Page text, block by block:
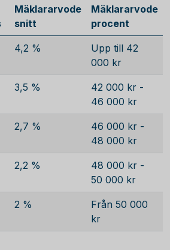
Mäklararvode
snitt
Mäklararvode
procent
4,2 %
Upp till 42
000 kr
3,5 %
42 000 kr -
46 000 kr
2,7 %
46 000 kr -
48 000 kr
2,2 %
48 000 kr -
50 000 kr
2 %
Från 50 000
kr